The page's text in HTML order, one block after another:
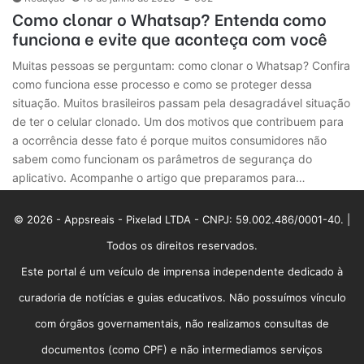
Como clonar o Whatsap? Entenda como
funciona e evite que aconteça com você
Muitas pessoas se perguntam: como clonar o Whatsap? Confira
como funciona esse processo e como se proteger dessa
situação. Muitos brasileiros passam pela desagradável situação
de ter o celular clonado. Um dos motivos que contribuem para
a ocorrência desse fato é porque muitos consumidores não
sabem como funcionam os parâmetros de segurança do
aplicativo. Acompanhe o artigo que preparamos para…
© 2026 - Appsreais - Pixelad LTDA - CNPJ: 59.002.486/0001-40. |
Todos os direitos reservados.
Este portal é um veículo de imprensa independente dedicado à
curadoria de notícias e guias educativos. Não possuímos vínculo
com órgãos governamentais, não realizamos consultas de
documentos (como CPF) e não intermediamos serviços